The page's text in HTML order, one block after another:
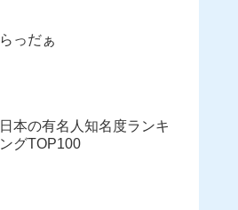
らっだぁ
日本の有名人知名度ランキ
ングTOP100